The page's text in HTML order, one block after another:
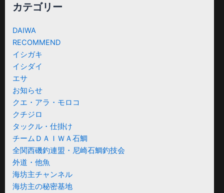
カテゴリー
DAIWA
RECOMMEND
イシガキ
イシダイ
エサ
お知らせ
クエ・アラ・モロコ
クチジロ
タックル・仕掛け
チームＤＡＩＷＡ石鯛
全関西磯釣連盟・尼崎石鯛釣技会
外道・他魚
海坊主チャンネル
海坊主の秘密基地